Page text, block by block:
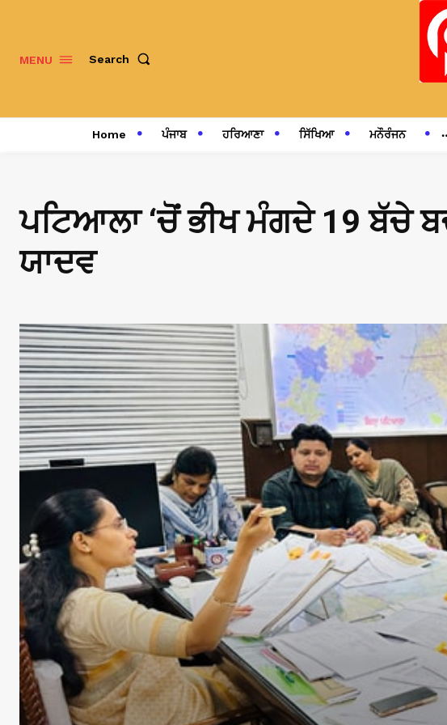
MENU Search
Home ਪੰਜਾਬ ਹਰਿਆਣਾ ਸਿੱਖਿਆ ਮਨੌਰੰਜਨ
ਪਟਿਆਲਾ ‘ਚੋਂ ਭੀਖ ਮੰਗਦੇ 19 ਬੱਚੇ
ਯਾਦਵ